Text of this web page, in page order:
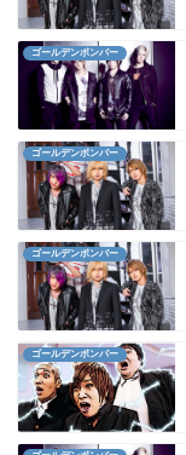
ゴールデンボンバー
ゴールデンボンバー
ゴールデンボンバー
ゴールデンボンバー